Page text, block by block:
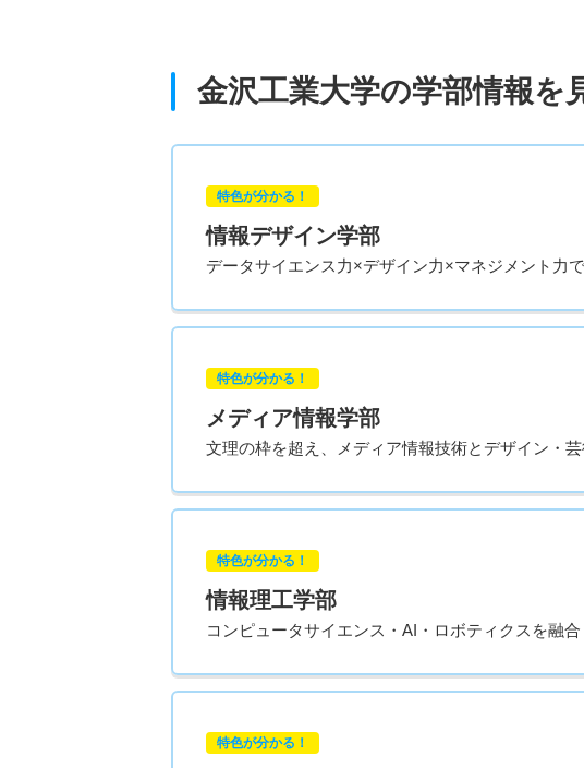
金沢工業大学の学部情報を
特色が分かる！
情報デザイン学部
データサイエンス力×デザイン力×マネジメント力
特色が分かる！
メディア情報学部
文理の枠を超え、メディア情報技術とデザイン・
特色が分かる！
情報理工学部
コンピュータサイエンス・AI・ロボティクスを融
特色が分かる！